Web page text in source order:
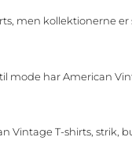
men kollektionerne
mode har American
Vintage T-shirts,